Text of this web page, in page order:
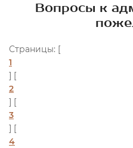
Вопросы к
Страницы: [
1
] [
2
] [
3
] [
4